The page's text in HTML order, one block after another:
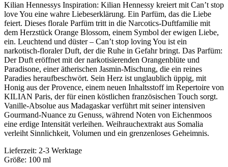
Kilian Hennessys Inspiration: Kilian Hennessy kreiert mit Can’t stop
love You eine wahre Liebeserklärung. Ein Parfüm, das die Liebe
feiert. Dieses florale Parfüm tritt in die Narcotics-Duftfamilie mit
dem Herzstück Orange Blossom, einem Symbol der ewigen Liebe,
ein. Leuchtend und düster – Can’t stop loving You ist ein
narkotisch-floraler Duft, der die Ruhe in Gefahr bringt. Das Parfüm:
Der Duft eröffnet mit der narkotisierenden Orangenblüte und
Paradisone, einer ätherischen Jasmin-Mischung, die ein reines
Paradies heraufbeschwört. Sein Herz ist unglaublich üppig, mit
Honig aus der Provence, einem neuen Inhaltsstoff im Repertoire von
KILIAN Paris, der für einen köstlichen französischen Touch sorgt.
Vanille-Absolue aus Madagaskar verführt mit seiner intensiven
Gourmand-Nuance zu Genuss, während Noten von Eichenmoos
eine erdige Intensität verleihen. Weihrauchextrakt aus Somalia
verleiht Sinnlichkeit, Volumen und ein grenzenloses Geheimnis.
Lieferzeit: 2-3 Werktage
Größe: 100 ml